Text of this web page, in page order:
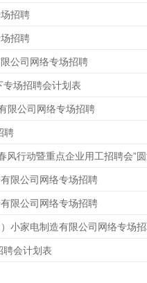
招聘
招聘
公司网络专场招聘
场招聘会计划表
限公司网络专场招聘
聘
风行动暨重点企业用工招聘会”
限公司网络专场招聘
限公司网络专场招聘
小家电制造有限公司网络专场
聘会计划表